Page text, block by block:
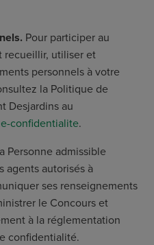
Pour participer au
recueillir, utiliser et
personnels à votre
la Politique de
Desjardins au
confidentialite.
Personne admissible
agents autorisés à
ses renseignements
le Concours et
à la réglementation
confidentialité.